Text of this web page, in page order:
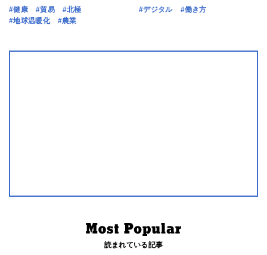
#健康 #貿易
#北極
#地球温暖化
#農業
#デジタル #働き方
読まれている記事